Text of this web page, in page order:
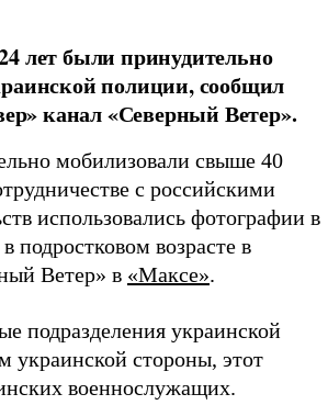
лет были принудительно
полиции, сообщил
канал «Северный Ветер».
мобилизовали свыше 40
с российскими
использовались фотографии в
подростковом возрасте в
Ветер» в «Максе».
подразделения украинской
украинской стороны, этот
военнослужащих.